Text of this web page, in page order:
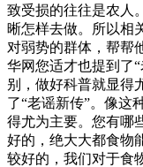
致受损的往往是农人
晰怎样去做。所以相
对弱势的群体，帮帮
华网您适才也提到了
别，做好科普就显得
了“老谣新传”。像这
得尤为主要。您有哪
好的，绝大大都食物
较好的，我们对于食